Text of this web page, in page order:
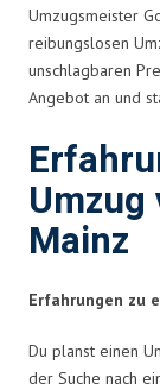
Umzugsmeister
reibungslosen
unschlagbaren
Angebot an und
Umzug
Mainz
Erfahrungen zu
Du planst einen
der Suche nach